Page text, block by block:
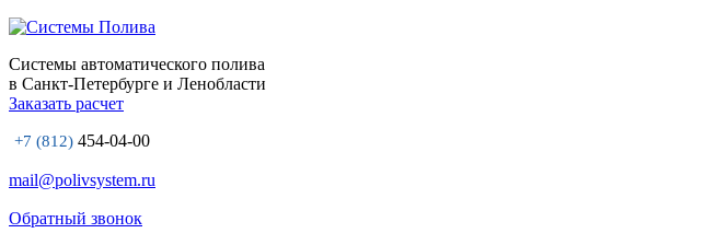
Системы автоматического полива
в Санкт-Петербурге и Ленобласти
Заказать расчет
+7 (812) 454-04-00
mail@polivsystem.ru
Обратный звонок